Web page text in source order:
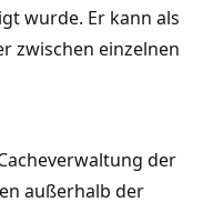
wurde. Er kann als
zwischen einzelnen
der
außerhalb der